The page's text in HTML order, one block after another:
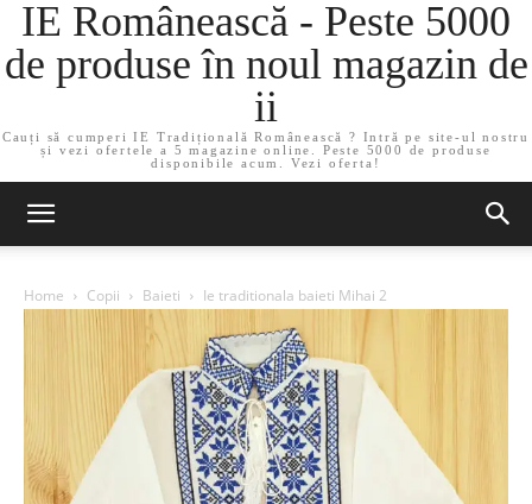
IE Românească - Peste 5000
de produse în noul magazin de
ii
Cauți să cumperi IE Tradițională Românească ? Intră pe site-ul nostru
și vezi ofertele a 5 magazine online. Peste 5000 de produse
disponibile acum. Vezi oferta!
Home Copii Baieti Ie traditionala baieti Mihai 2